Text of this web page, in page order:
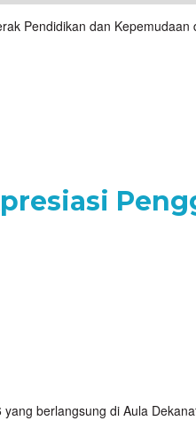
Pendidikan dan Kepemudaan
berlangsung di Aula